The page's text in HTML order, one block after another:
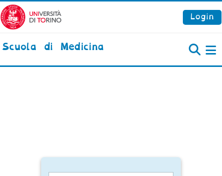
Vai al contenuto principale
Login
Scuola di Medicina